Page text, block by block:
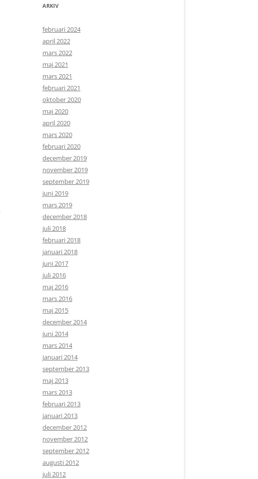
ARKIV
februari 2024
april 2022
mars 2022
maj 2021
mars 2021
februari 2021
oktober 2020
maj 2020
april 2020
mars 2020
februari 2020
december 2019
november 2019
september 2019
juni 2019
mars 2019
december 2018
juli 2018
februari 2018
januari 2018
juni 2017
juli 2016
maj 2016
mars 2016
maj 2015
december 2014
juni 2014
mars 2014
januari 2014
september 2013
maj 2013
mars 2013
februari 2013
januari 2013
december 2012
november 2012
september 2012
augusti 2012
juli 2012